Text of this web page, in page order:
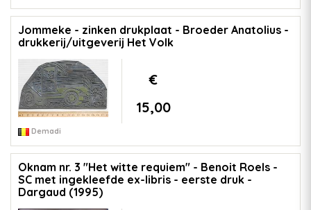
Jommeke - zinken drukplaat - Broeder Anatolius -
drukkerij/uitgeverij Het Volk
€
15,00
Demadi
Oknam nr. 3 "Het witte requiem" - Benoit Roels -
SC met ingekleefde ex-libris - eerste druk -
Dargaud (1995)